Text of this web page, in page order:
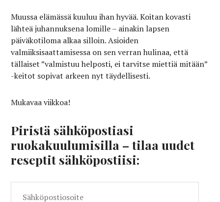
Muussa elämässä kuuluu ihan hyvää. Koitan kovasti
lähteä juhannuksena lomille – ainakin lapsen
päiväkotiloma alkaa silloin. Asioiden
valmiiksisaattamisessa on sen verran hulinaa, että
tällaiset ”valmistuu helposti, ei tarvitse miettiä mitään”
-keitot sopivat arkeen nyt täydellisesti.
Mukavaa viikkoa!
Piristä sähköpostiasi
ruokakuulumisilla – tilaa uudet
reseptit sähköpostiisi: